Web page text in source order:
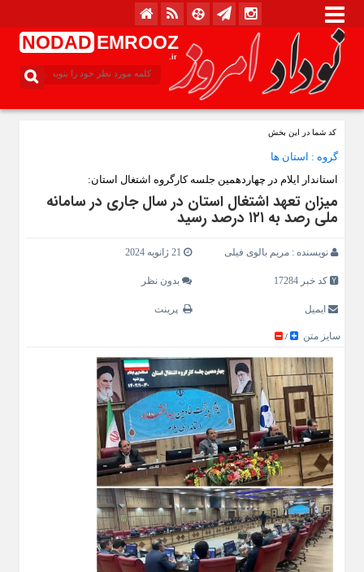
NODAD EMROOZ
.ir
کد شما در این بخش
گروه : استان ها
استاندار ایلام در چهاردهمین جلسه کارگروه اشتغال استان:
میزان تعهد اشتغال استان در سال جاری در سامانه
ملی رصد به ۱۲۱ درصد رسید
نویسنده : مریم بالوی فیلی
کد خبر 17284 بدون نظر
ایمیل پرینت
سایز متن /